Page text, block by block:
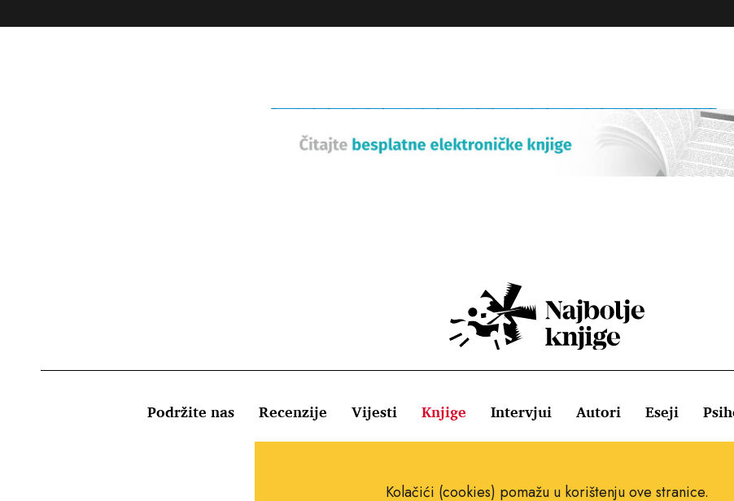
Podržite nas Recenzije Vijesti Knjige Intervjui Autori Eseji
Kolačići (cookies) pomažu u korištenju ove stranice.